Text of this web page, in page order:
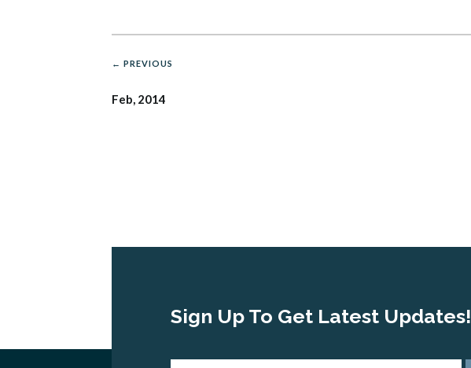
← PREVIOUS
Feb, 2014
Sign Up To Get Latest Updates!